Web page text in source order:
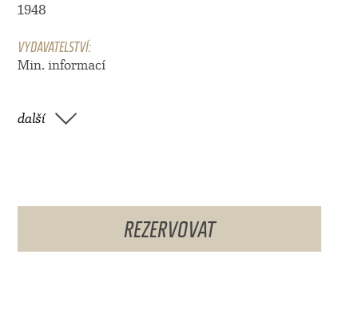
1948
VYDAVATELSTVÍ:
Min. informací
další
REZERVOVAT